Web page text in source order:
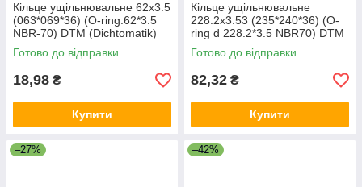
Кільце ущільнювальне 62х3.5
(063*069*36) (O-ring.62*3.5
NBR-70) DTM (Dichtomatik)
Готово до відправки
18,98 ₴
Купити
Кільце ущільнювальне
228.2х3.53 (235*240*36) (O-
ring d 228.2*3.5 NBR70) DTM
(Dichtomatik)
Готово до відправки
82,32 ₴
Купити
–27% –42%